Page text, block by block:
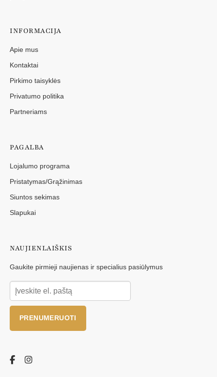
INFORMACIJA
Apie mus
Kontaktai
Pirkimo taisyklės
Privatumo politika
Partneriams
PAGALBA
Lojalumo programa
Pristatymas/Grąžinimas
Siuntos sekimas
Slapukai
NAUJIENLAIŠKIS
Gaukite pirmieji naujienas ir specialius pasiūlymus
PRENUMERUOTI